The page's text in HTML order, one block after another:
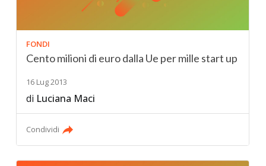
FONDI
Cento milioni di euro dalla Ue per mille start up
16 Lug 2013
di Luciana Maci
Condividi